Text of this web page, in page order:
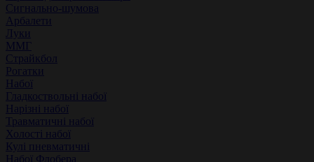
Сигнально-шумова
Арбалети
Луки
ММГ
Страйкбол
Рогатки
Набої
Гладкоствольні набої
Нарізні набої
Травматичні набої
Холості набої
Кулі пневматичні
Набої Флобера